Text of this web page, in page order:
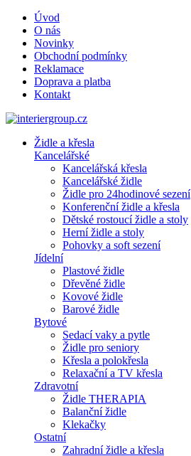
Úvod
O nás
Novinky
Obchodní podmínky
Reklamace
Doprava a platba
Kontakt
Židle a křesla
Kancelářské
Kancelářská křesla
Kancelářské židle
Židle pro 24hodinové sezení
Konferenční židle a křesla
Dětské rostoucí židle a stoly
Herní židle a stoly
Pohovky a soft sezení
Jídelní
Plastové židle
Dřevěné židle
Kovové židle
Barové židle
Bytové
Sedací vaky a pytle
Židle pro seniory
Křesla a polokřesla
Relaxační a TV křesla
Zdravotní
Židle THERAPIA
Balanční židle
Klekačky
Ostatní
Zahradní židle a křesla